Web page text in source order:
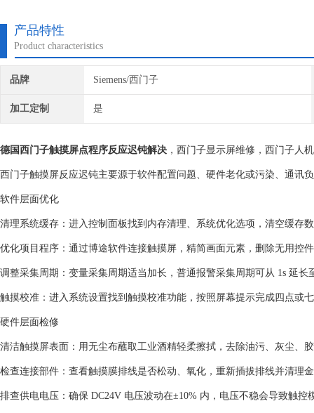
产品特性
Product characteristics
品牌 Siemens/西门子
加工定制 是
德国西门子触摸屏点程序反应迟钝解决 ，西门子显示屏维修，西门子人
西门子触摸屏反应迟钝主要源于‌软件配置问题、硬件老化或污染、通讯
软件层面优化
清理系统缓存‌：进入控制面板找到内存清理、系统优化选项，清空缓存
优化项目程序‌：通过博途软件连接触摸屏，精简画面元素，删除无用控
调整采集周期‌：变量采集周期适当加长，普通报警采集周期可从 1s 延长
触摸校准‌：进入系统设置找到触摸校准功能，按照屏幕提示完成四点或
硬件层面检修
清洁触摸屏表面‌：用无尘布蘸取工业酒精轻柔擦拭，去除油污、灰尘、
检查连接部件‌：查看触摸膜排线是否松动、氧化，重新插拔排线并清理
排查供电电压‌：确保 DC24V 电压波动在±10% 内，电压不稳会导致触控